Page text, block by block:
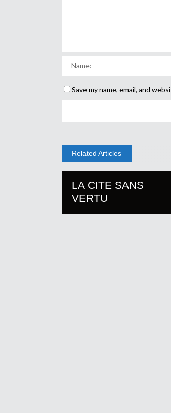
Save my name, email, and
Related Articles
LA CITE SANS
VERTU